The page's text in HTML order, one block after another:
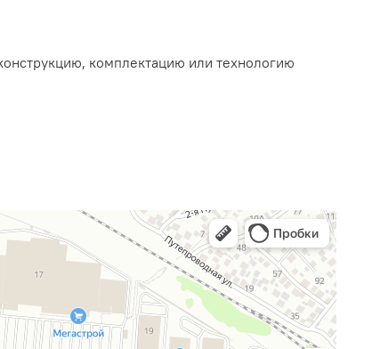
комплектацию или технологию